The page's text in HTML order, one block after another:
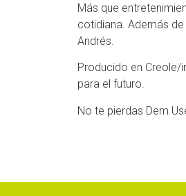
Más que
cotidiana. Además
Andrés.
Producido en Creole/
para el futuro.
No te pierdas Dem